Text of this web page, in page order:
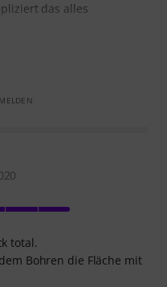
das alles
total.
Bohren die Fläche mit